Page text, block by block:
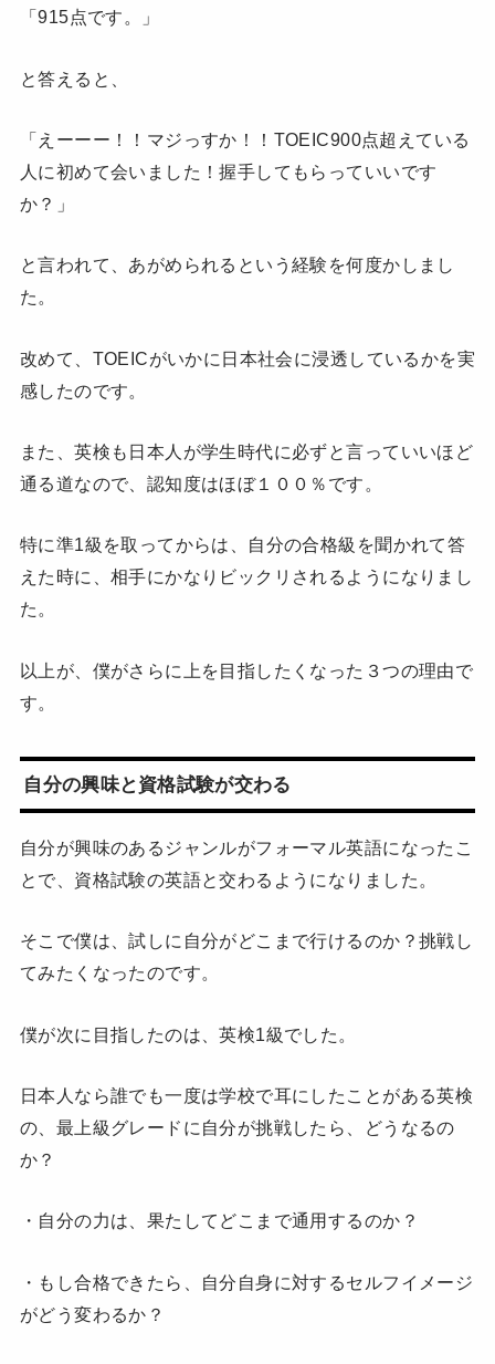
「915点です。」
と答えると、
「えーーー！！マジっすか！！TOEIC900点超えている
人に初めて会いました！握手してもらっていいです
か？」
と言われて、あがめられるという経験を何度かしまし
た。
改めて、TOEICがいかに日本社会に浸透しているかを実
感したのです。
また、英検も日本人が学生時代に必ずと言っていいほど
通る道なので、認知度はほぼ１００％です。
特に準1級を取ってからは、自分の合格級を聞かれて答
えた時に、相手にかなりビックリされるようになりまし
た。
以上が、僕がさらに上を目指したくなった３つの理由で
す。
自分の興味と資格試験が交わる
自分が興味のあるジャンルがフォーマル英語になったこ
とで、資格試験の英語と交わるようになりました。
そこで僕は、試しに自分がどこまで行けるのか？挑戦し
てみたくなったのです。
僕が次に目指したのは、英検1級でした。
日本人なら誰でも一度は学校で耳にしたことがある英検
の、最上級グレードに自分が挑戦したら、どうなるの
か？
・自分の力は、果たしてどこまで通用するのか？
・もし合格できたら、自分自身に対するセルフイメージ
がどう変わるか？